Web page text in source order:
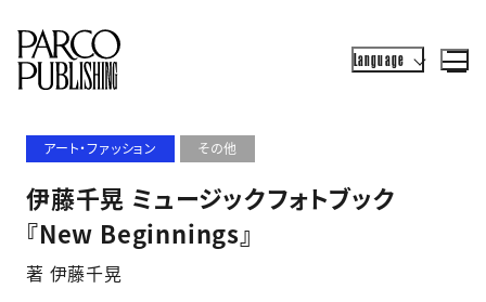
Language
アート・ファッション その他
伊藤千晃 ミュージックフォトブック
『New Beginnings』
著 伊藤千晃